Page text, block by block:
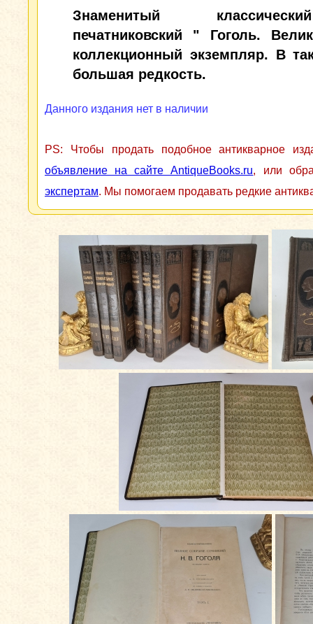
Знаменитый
печатниковский " Гоголь.
коллекционный экземпляр. В
большая редкость.
Данного издания нет в наличии
PS: Чтобы продать подобное антикварное
объявление на сайте AntiqueBooks.ru, или
экспертам. Мы помогаем продавать редкие